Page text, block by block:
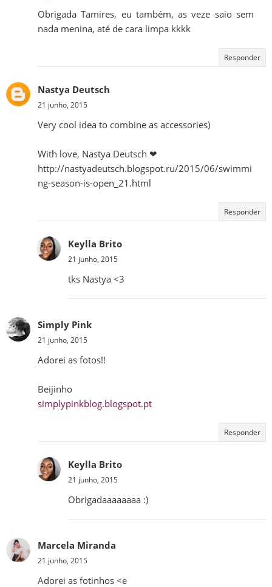
Obrigada Tamires, eu também, as veze saio sem
nada menina, até de cara limpa kkkk
Responder
Nastya Deutsch
21 junho, 2015
Very cool idea to combine as accessories)
With love, Nastya Deutsch ❤
http://nastyadeutsch.blogspot.ru/2015/06/swimmi
ng-season-is-open_21.html
Responder
Keylla Brito
21 junho, 2015
tks Nastya <3
Simply Pink
21 junho, 2015
Adorei as fotos!!
Beijinho
simplypinkblog.blogspot.pt
Responder
Keylla Brito
21 junho, 2015
Obrigadaaaaaaaa :)
Marcela Miranda
21 junho, 2015
Adorei as fotinhos <e